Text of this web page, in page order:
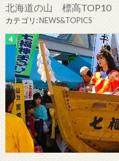
北海道の山 標高TOP10
カテゴリ:NEWS&TOPICS